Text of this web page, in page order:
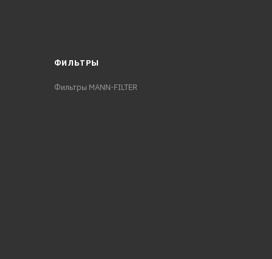
ФИЛЬТРЫ
Фильтры MANN-FILTER